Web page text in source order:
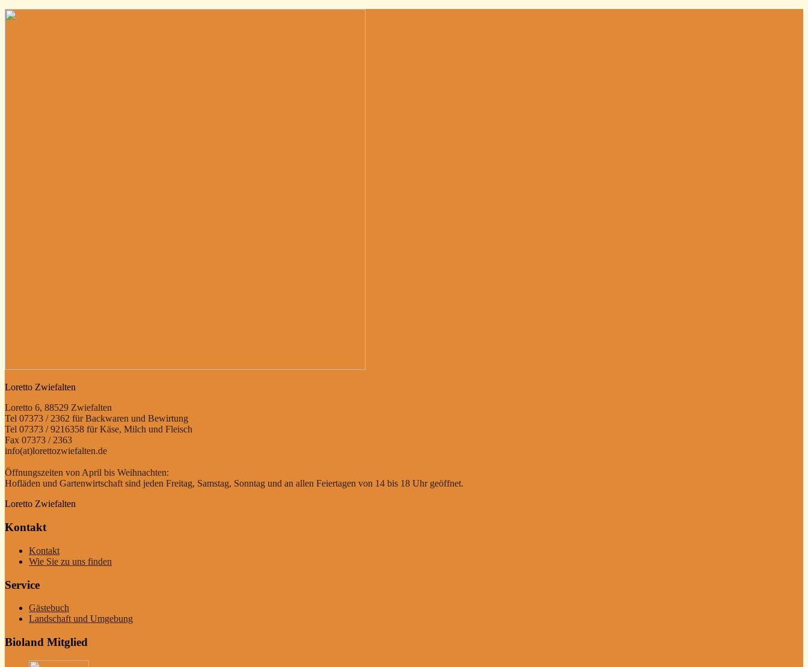
Loretto Zwiefalten
Loretto 6, 88529 Zwiefalten
Tel 07373 / 2362 für Backwaren und Bewirtung
Tel 07373 / 9216358 für Käse, Milch und Fleisch
Fax 07373 / 2363
info(at)lorettozwiefalten.de
Öffnungszeiten von April bis Weihnachten:
Hofläden und Gartenwirtschaft sind jeden Freitag, Samstag, Sonntag und an allen Feiertagen von 14 bis 18 Uhr geöffnet.
Loretto Zwiefalten
Kontakt
Kontakt
Wie Sie zu uns finden
Service
Gästebuch
Landschaft und Umgebung
Bioland Mitglied